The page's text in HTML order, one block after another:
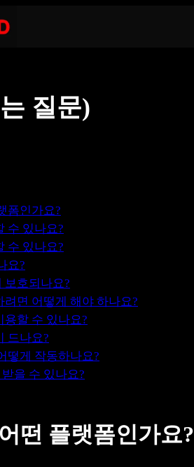
질문)
폼인가요?
수 있나요?
수 있나요?
요?
보호되나요?
면 어떻게 해야 하나요?
용할 수 있나요?
드나요?
떻게 작동하나요?
을 수 있나요?
떤 플랫폼인가요?